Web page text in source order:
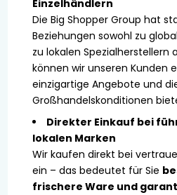
Einzelhändlern
Die Big Shopper Group hat
Beziehungen sowohl zu
zu lokalen Spezialherstellern
können wir unseren Kunden
einzigartige Angebote und
Großhandelskonditionen
Direkter Einkauf bei
lokalen Marken
Wir kaufen direkt bei
ein – das bedeutet für Sie
frischere Ware und